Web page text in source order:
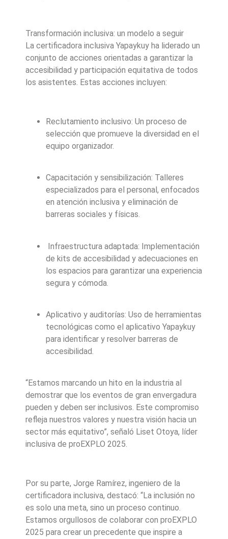
Transformación inclusiva: un modelo a seguir
La certificadora inclusiva Yapaykuy ha liderado un
conjunto de acciones orientadas a garantizar la
accesibilidad y participación equitativa de todos
los asistentes. Estas acciones incluyen:
Reclutamiento inclusivo: Un proceso de
selección que promueve la diversidad en el
equipo organizador.
Capacitación y sensibilización: Talleres
especializados para el personal, enfocados
en atención inclusiva y eliminación de
barreras sociales y físicas.
Infraestructura adaptada: Implementación
de kits de accesibilidad y adecuaciones en
los espacios para garantizar una experiencia
segura y cómoda.
Aplicativo y auditorías: Uso de herramientas
tecnológicas como el aplicativo Yapaykuy
para identificar y resolver barreras de
accesibilidad.
“Estamos marcando un hito en la industria al
demostrar que los eventos de gran envergadura
pueden y deben ser inclusivos. Este compromiso
refleja nuestros valores y nuestra visión hacia un
sector más equitativo”, señaló Liset Otoya, líder
inclusiva de proEXPLO 2025.
Por su parte, Jorge Ramírez, ingeniero de la
certificadora inclusiva, destacó: “La inclusión no
es solo una meta, sino un proceso continuo.
Estamos orgullosos de colaborar con proEXPLO
2025 para crear un precedente que inspire a